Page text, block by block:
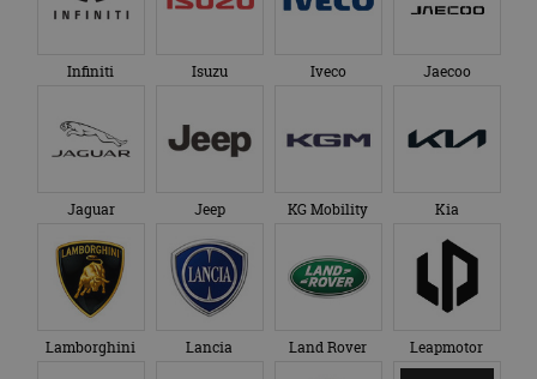
Infiniti Isuzu Iveco Jaecoo
Jaguar Jeep KG Mobility Kia
Lamborghini Lancia Land Rover Leapmotor